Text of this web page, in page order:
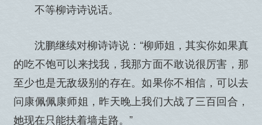
不等柳诗诗说话。
沈鹏继续对柳诗诗说：“柳师姐，其实你如果真
的吃不饱可以来找我，我那方面不敢说很厉害，那
至少也是无敌级别的存在。如果你不相信，可以去
问康佩佩康师姐，昨天晚上我们大战了三百回合，
她现在只能扶着墙走路。”